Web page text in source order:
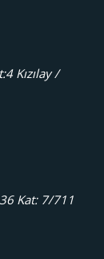
Kızılay /
Kat: 7/711